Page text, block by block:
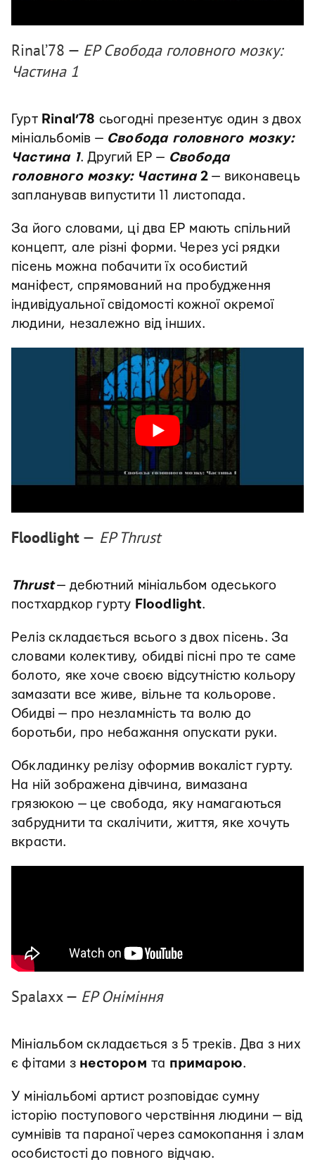
Rinal’78 — EP Свобода головного мозку:
Частина 1
Гурт Rinal’78 сьогодні презентує один з двох
мініальбомів — Свобода головного мозку:
Частина 1. Другий EP — Свобода
головного мозку: Частина 2 — виконавець
запланував випустити 11 листопада.
За його словами, ці два EP мають спільний
концепт, але різні форми. Через усі рядки
пісень можна побачити їх особистий
маніфест, спрямований на пробудження
індивідуальної свідомості кожної окремої
людини, незалежно від інших.
Floodlight — EP Thrust
Thrust— дебютний мініальбом одеського
постхардкор гурту Floodlight.
Реліз складається всього з двох пісень. За
словами колективу, обидві пісні про те саме
болото, яке хоче своєю відсутністю кольору
замазати все живе, вільне та кольорове.
Обидві — про незламність та волю до
боротьби, про небажання опускати руки.
Обкладинку релізу оформив вокаліст гурту.
На ній зображена дівчина, вимазана
грязюкою — це свобода, яку намагаються
забруднити та скалічити, життя, яке хочуть
вкрасти.
Spalaxx — EP Оніміння
Мініальбом складається з 5 треків. Два з них
є фітами з несторомта примарою.
У мініальбомі артист розповідає сумну
історію поступового черствіння людини — від
сумнівів та параної через самокопання і злам
особистості до повного відчаю.